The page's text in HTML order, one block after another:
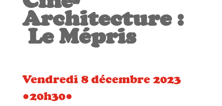
Architecture :
Le Mépris
Vendredi 8 décembre 2023
●20h30●